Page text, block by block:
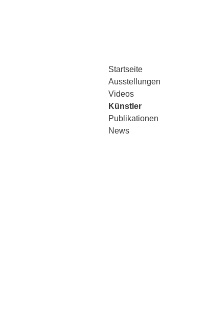
Startseite
Ausstellungen
Videos
Künstler
Publikationen
News